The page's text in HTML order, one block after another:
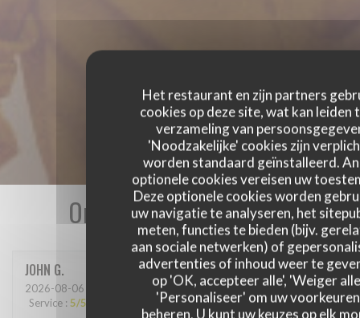
Het restaurant en zijn partners
cookies op deze site, wat kan leiden
verzameling van
'Noodzakelijke' cookies zijn
worden standaard geïnstalleerd.
optionele cookies vereisen uw
Deze optionele cookies worden
uw navigatie te analyseren, het
meten, functies te bieden (bijv.
aan sociale netwerken) of
advertenties of inhoud weer te
op 'OK, accepteer alle', 'Weiger
'Personaliseer' om uw
beheren. U kunt uw keuzes op elk
Onze gastbeoordelingen
JOHN G
2026-08-06 - 12:30 - Gasten 3
Service : 5/5 /5 Keuken:5/5 Kwaliteit / Prijs: 5/5